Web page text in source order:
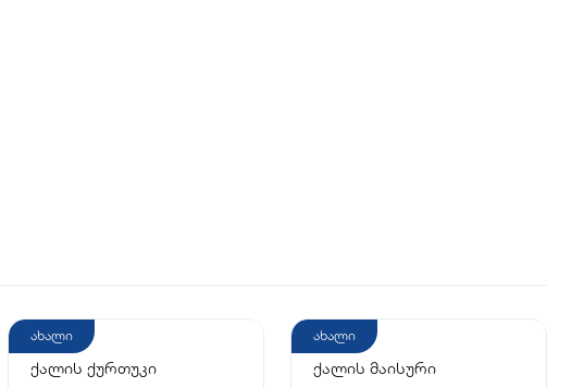
ახალი
ქალის ქურთუკი
ახალი
ქალის მაისური